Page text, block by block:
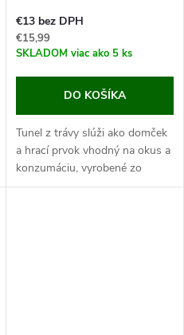
€13 bez DPH
€15,99
SKLADOM viac ako 5 ks
DO KOŠÍKA
Tunel z trávy slúži ako domček
a hrací prvok vhodný na okus a
konzumáciu, vyrobené zo
100% sušenej trávy, rozmery